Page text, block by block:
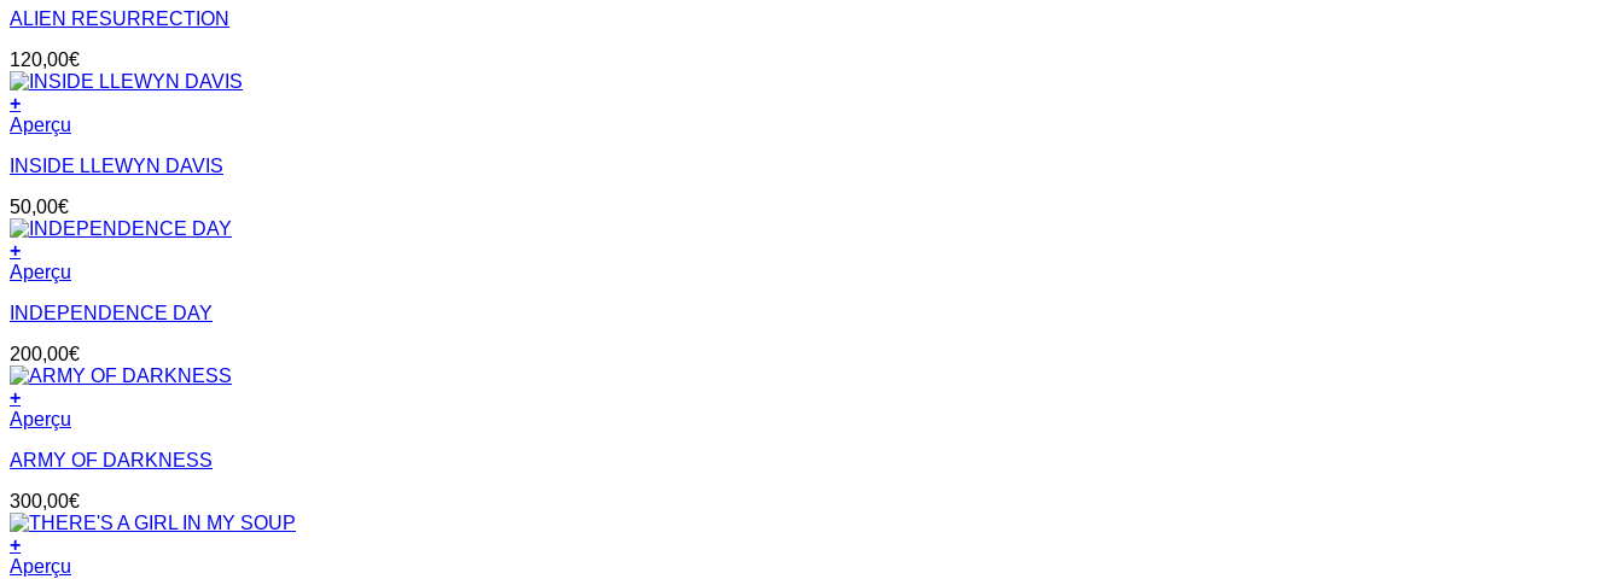
ALIEN RESURRECTION
120,00€
+
Aperçu
INSIDE LLEWYN DAVIS
50,00€
+
Aperçu
INDEPENDENCE DAY
200,00€
+
Aperçu
ARMY OF DARKNESS
300,00€
+
Aperçu